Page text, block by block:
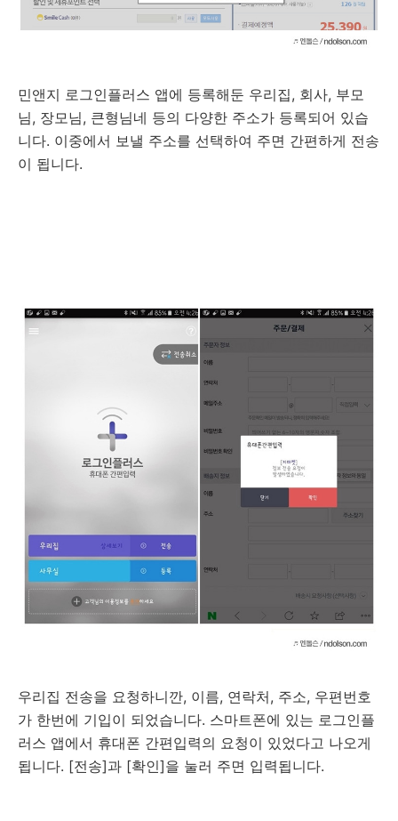
민앤지 로그인플러스 앱에 등록해둔 우리집, 회사, 부모
님, 장모님, 큰형님네 등의 다양한 주소가 등록되어 있습
니다. 이중에서 보낼 주소를 선택하여 주면 간편하게 전송
이 됩니다.
우리집 전송을 요청하니깐, 이름, 연락처, 주소, 우편번호
가 한번에 기입이 되었습니다. 스마트폰에 있는 로그인플
러스 앱에서 휴대폰 간편입력의 요청이 있었다고 나오게
됩니다. [전송]과 [확인]을 눌러 주면 입력됩니다.